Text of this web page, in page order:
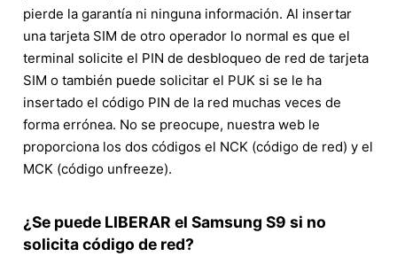
pierde la garantía ni ninguna información. Al insertar
una tarjeta SIM de otro operador lo normal es que el
terminal solicite el PIN de desbloqueo de red de tarjeta
SIM o también puede solicitar el PUK si se le ha
insertado el código PIN de la red muchas veces de
forma errónea. No se preocupe, nuestra web le
proporciona los dos códigos el NCK (código de red) y el
MCK (código unfreeze).
¿Se puede LIBERAR el Samsung S9 si no
solicita código de red?